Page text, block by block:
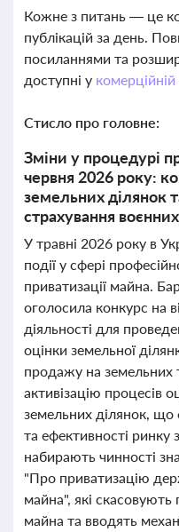
Кожне з питань — це
публікацій за день.
посиланнями та
доступні у
Стисло про головне:
Зміни у процедурі
червня 2026 року:
земельних ділянок
страхування
У травні 2026 року в
події у сфері
приватизації майна.
оголосила конкурс на
діяльності для
оцінки земельної
продажу на земельних
активізацію процесів
земельних ділянок,
та ефективності ринку
набирають чинності
"Про приватизацію
майна", які
майна та вводять